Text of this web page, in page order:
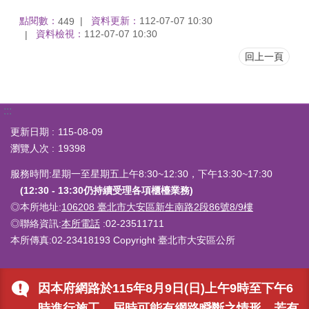
因本府網路於115年8月9日(日)上午9時至下午6
點閱數： 449 資料更新： 112-07-07 10:30
資料檢視： 112-07-07 10:30
回上一頁
:::
更新日期
115-08-09
瀏覽人次
19398
服務時間:星期一至星期五上午8:30~12:30，下午13:30~17:30
(12:30 - 13:30仍持續受理各項櫃檯業務)
◎本所地址:106208 臺北市大安區新生南路2段86號8/9樓
◎聯絡資訊:本所電話 :02-23511711
本所傳真:02-23418193 Copyright 臺北市大安區公所